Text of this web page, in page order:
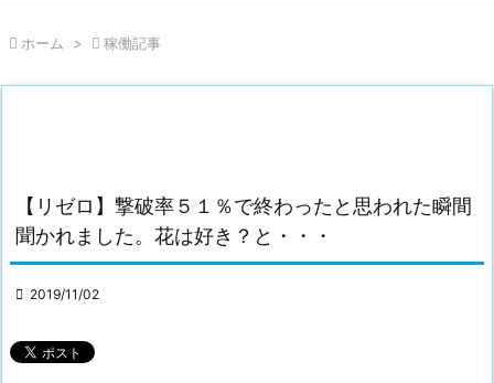
 ホーム >  稼働記事
【リゼロ】撃破率５１％で終わったと思われた瞬間
聞かれました。花は好き？と・・・
 2019/11/02